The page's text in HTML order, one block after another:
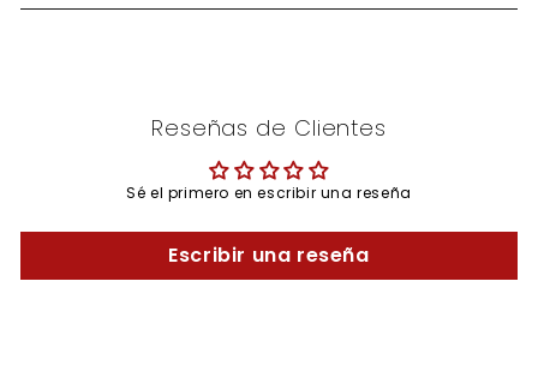
Reseñas de Clientes
Sé el primero en escribir una reseña
Escribir una reseña